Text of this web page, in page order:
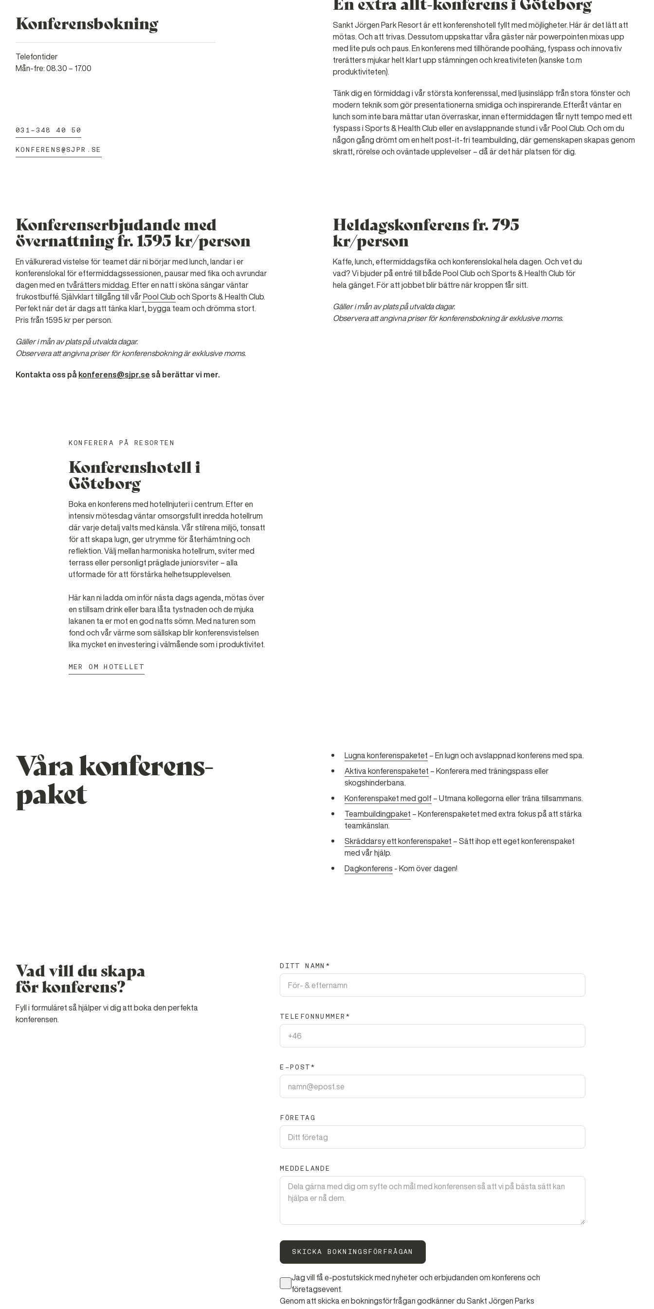
Konferensbokning
Telefontider
Mån-fre: 08.30 – 17.00
031-348 40 50
KONFERENS@SJPR.SE
Sankt Jörgen Park Resort är ett konferenshotell fyllt med möjligheter. Här är det lätt att
mötas. Och att trivas. Dessutom uppskattar våra gäster när powerpointen mixas upp
med lite puls och paus. En konferens med tillhörande poolhäng, fyspass och innovativ
trerätters mjukar helt klart upp stämningen och kreativiteten (kanske t.o.m
produktiviteten).
Tänk dig en förmiddag i vår största konferenssal, med ljusinsläpp från stora fönster och
modern teknik som gör presentationerna smidiga och inspirerande. Efteråt väntar en
lunch som inte bara mättar utan överraskar, innan eftermiddagen får nytt tempo med ett
fyspass i Sports & Health Club eller en avslappnande stund i vår Pool Club. Och om du
någon gång drömt om en helt post-it-fri teambuilding, där gemenskapen skapas genom
skratt, rörelse och oväntade upplevelser – då är det här platsen för dig.
Konferenserbjudande med
övernattning fr. 1595 kr/person
En välkurerad vistelse för teamet där ni börjar med lunch, landar i er
konferenslokal för eftermiddagssessionen, pausar med fika och avrundar
dagen med en tvårätters middag. Efter en natt i sköna sängar väntar
frukostbuffé. Självklart tillgång till vårPool Cluboch Sports & Health Club.
Perfekt när det är dags att tänka klart, bygga team och drömma stort.
Pris från 1595 kr per person.
Gäller i mån av plats på utvalda dagar.
Observera att angivna priser för konferensbokning är exklusive moms.
Kontakta oss på konferens@sjpr.se så berättar vi mer.
Heldagskonferens fr. 795
kr/person
Kaffe, lunch, eftermiddagsfika och konferenslokal hela dagen. Och vet du
vad? Vi bjuder på entré till både Pool Club och Sports & Health Club för
hela gänget. För att jobbet blir bättre när kroppen får sitt.
Gäller i mån av plats på utvalda dagar.
Observera att angivna priser för konferensbokning är exklusive moms.
KONFERERA PÅ RESORTEN
Konferenshotell i
Göteborg
Boka en konferens med hotellnjuteri i centrum. Efter en
intensiv mötesdag väntar omsorgsfullt inredda hotellrum
där varje detalj valts med känsla. Vår stilrena miljö, tonsatt
för att skapa lugn, ger utrymme för återhämtning och
reflektion. Välj mellan harmoniska hotellrum, sviter med
terrass eller personligt präglade juniorsviter – alla
utformade för att förstärka helhetsupplevelsen.
Här kan ni ladda om inför nästa dags agenda, mötas över
en stillsam drink eller bara låta tystnaden och de mjuka
lakanen ta er mot en god natts sömn. Med naturen som
fond och vår värme som sällskap blir konferensvistelsen
lika mycket en investering i välmående som i produktivitet.
MER OM HOTELLET
Våra konferens­
paket
Lugna konferenspaketet – En lugn och avslappnad konferens med spa.
Aktiva konferenspaketet – Konferera med träningspass eller
skogshinderbana.
Konferenspaket med golf – Utmana kollegorna eller träna tillsammans.
Teambuildingpaket – Konferenspaketet med extra fokus på att stärka
teamkänslan.
Skräddarsy ett konferenspaket – Sätt ihop ett eget konferenspaket
med vår hjälp.
Dagkonferens - Kom över dagen!
Vad vill du skapa
för konferens?
Fyll i formuläret så hjälper vi dig att boka den perfekta
konferensen.
DITT NAMN
TELEFONNUMMER
E-POST
FÖRETAG
MEDDELANDE
SKICKA BOKNINGSFÖRFRÅGAN
Jag vill få e-postutskick med nyheter och erbjudanden om konferens och
företagsevent.
Genom att skicka en bokningsförfrågan godkänner du Sankt Jörgen Parks